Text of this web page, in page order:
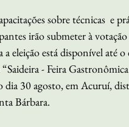
sobre técnicas  e
irão submeter à
a eleição está disponível até
- Feira
dia 30 agosto, em Acuruí,
Bárbara.